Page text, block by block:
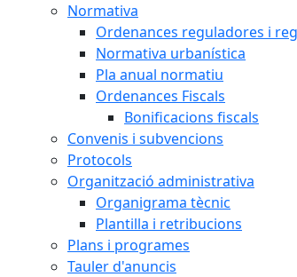
Normativa
Ordenances reguladores i
Normativa urbanística
Pla anual normatiu
Ordenances Fiscals
Bonificacions fiscals
Convenis i subvencions
Protocols
Organització administrativa
Organigrama tècnic
Plantilla i retribucions
Plans i programes
Tauler d'anuncis